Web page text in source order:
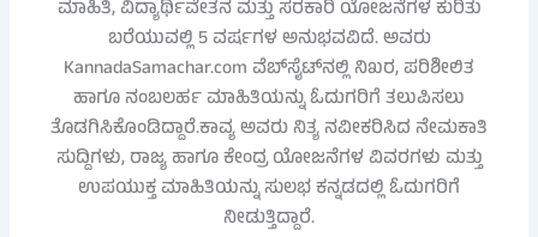
ಮಾಹಿತಿ, ವಿದ್ಯಾರ್ಥಿವೇತನ ಮತ್ತು ಸರಕಾರಿ ಯೋಜನೆಗಳ ಕುರಿತು
ಬರೆಯುವಲ್ಲಿ 5 ವರ್ಷಗಳ ಅನುಭವವಿದೆ. ಅವರು
KannadaSamachar.com ವೆಬ್‌ಸೈಟ್‌ನಲ್ಲಿ ನಿಖರ, ಪರಿಶೀಲಿತ
ಹಾಗೂ ನಂಬಲರ್ಹ ಮಾಹಿತಿಯನ್ನು ಓದುಗರಿಗೆ ತಲುಪಿಸಲು
ತೊಡಗಿಸಿಕೊಂಡಿದ್ದಾರೆ.ಕಾವ್ಯ ಅವರು ನಿತ್ಯ ನವೀಕರಿಸಿದ ನೇಮಕಾತಿ
ಸುದ್ದಿಗಳು, ರಾಜ್ಯ ಹಾಗೂ ಕೇಂದ್ರ ಯೋಜನೆಗಳ ವಿವರಗಳು ಮತ್ತು
ಉಪಯುಕ್ತ ಮಾಹಿತಿಯನ್ನು ಸುಲಭ ಕನ್ನಡದಲ್ಲಿ ಓದುಗರಿಗೆ
ನೀಡುತ್ತಿದ್ದಾರೆ.